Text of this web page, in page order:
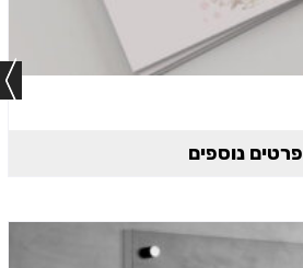
פרטים נוספים